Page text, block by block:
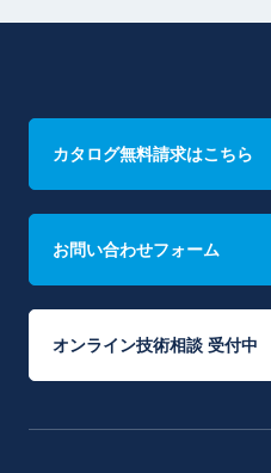
カタログ無料請求はこちら
お問い合わせフォーム
オンライン技術相談 受付中